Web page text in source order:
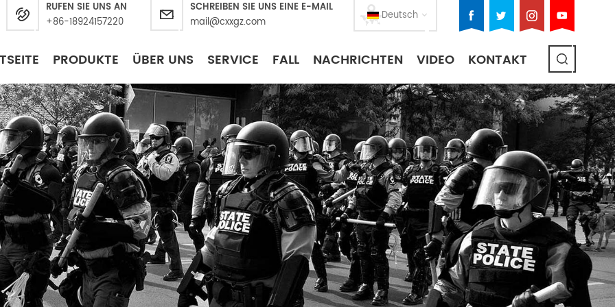
Deutsch
RUFEN SIE UNS AN
+86-18924157220
SCHREIBEN SIE UNS EINE E-MAIL
mail@cxxgz.com
PRODUKTE ÜBER UNS SERVICE FALL NACHRICHTEN VIDEO KONTAKT